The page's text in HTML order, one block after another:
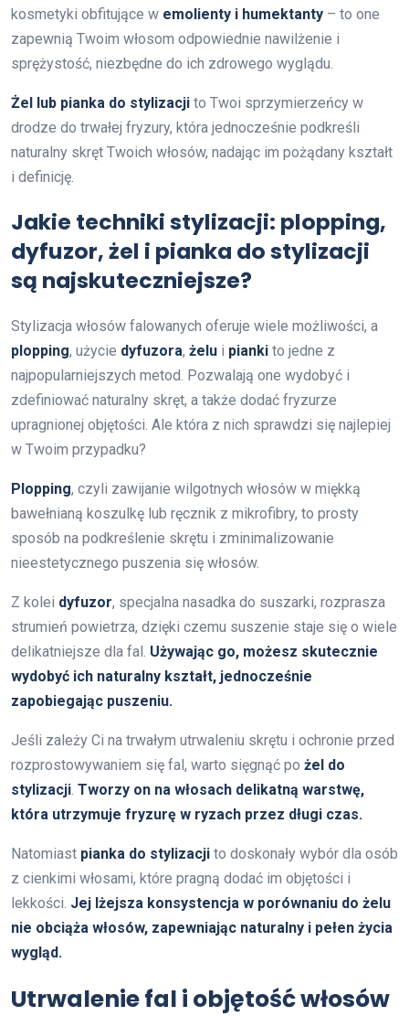
kosmetyki obfitujące w emolienty i humektanty – to one
zapewnią Twoim włosom odpowiednie nawilżenie i
sprężystość, niezbędne do ich zdrowego wyglądu.
Żel lub pianka do stylizacji to Twoi sprzymierzeńcy w
drodze do trwałej fryzury, która jednocześnie podkreśli
naturalny skręt Twoich włosów, nadając im pożądany kształt
i definicję.
Jakie techniki stylizacji: plopping,
dyfuzor, żel i pianka do stylizacji
są najskuteczniejsze?
Stylizacja włosów falowanych oferuje wiele możliwości, a
plopping, użycie dyfuzora, żelu i pianki to jedne z
najpopularniejszych metod. Pozwalają one wydobyć i
zdefiniować naturalny skręt, a także dodać fryzurze
upragnionej objętości. Ale która z nich sprawdzi się najlepiej
w Twoim przypadku?
Plopping, czyli zawijanie wilgotnych włosów w miękką
bawełnianą koszulkę lub ręcznik z mikrofibry, to prosty
sposób na podkreślenie skrętu i zminimalizowanie
nieestetycznego puszenia się włosów.
Z kolei dyfuzor, specjalna nasadka do suszarki, rozprasza
strumień powietrza, dzięki czemu suszenie staje się o wiele
delikatniejsze dla fal. Używając go, możesz skutecznie
wydobyć ich naturalny kształt, jednocześnie
zapobiegając puszeniu.
Jeśli zależy Ci na trwałym utrwaleniu skrętu i ochronie przed
rozprostowywaniem się fal, warto sięgnąć po żel do
stylizacji. Tworzy on na włosach delikatną warstwę,
która utrzymuje fryzurę w ryzach przez długi czas.
Natomiast pianka do stylizacji to doskonały wybór dla osób
z cienkimi włosami, które pragną dodać im objętości i
lekkości. Jej lżejsza konsystencja w porównaniu do żelu
nie obciąża włosów, zapewniając naturalny i pełen życia
wygląd.
Utrwalenie fal i objętość włosów